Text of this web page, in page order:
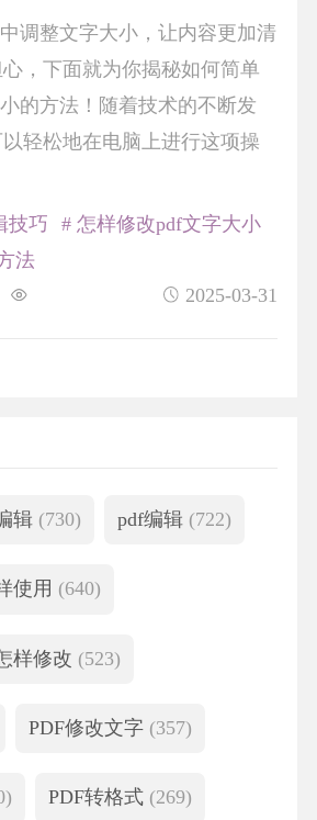
调整文字大小，让内容更加清
，下面就为你揭秘如何简单
的方法！随着技术的不断发
轻松地在电脑上进行这项操
2025-03-31
技巧
# 怎样修改pdf文字大小
法
辑 (730) pdf编辑 (722)
使用 (640)
样修改 (523)
PDF修改文字 (357)
PDF转格式 (269)